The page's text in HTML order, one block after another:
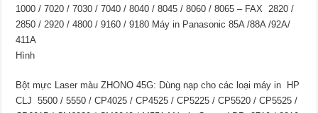
1000 / 7020 / 7030 / 7040 / 8040 / 8045 / 8060 / 8065 – FAX 2820 /
2850 / 2920 / 4800 / 9160 / 9180 Máy in Panasonic 85A /88A /92A/
411A
Hình
Bột mực Laser màu ZHONO 45G: Dùng nạp cho các loại máy in HP
CLJ 5500 / 5550 / CP4025 / CP4525 / CP5225 / CP5520 / CP5525 /